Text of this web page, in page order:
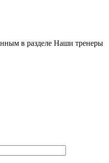
в разделе Наши тренеры